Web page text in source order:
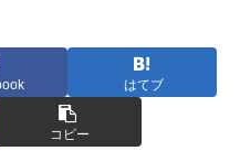
はてブ
コピー